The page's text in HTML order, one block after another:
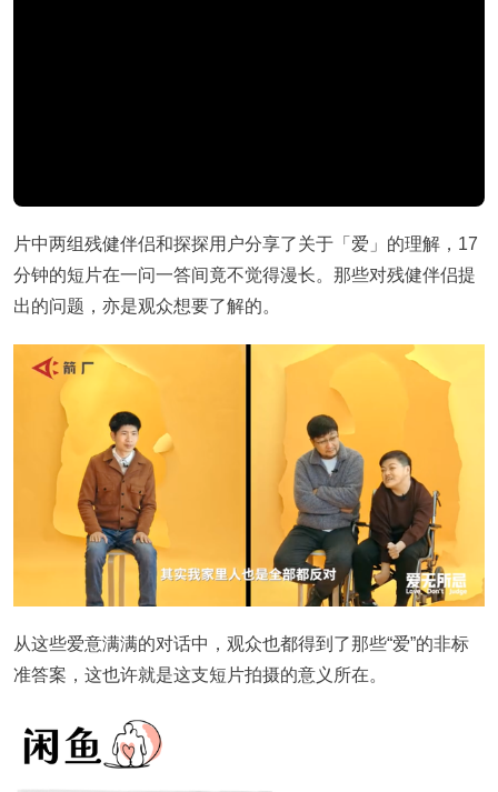
片中两组残健伴侣和探探用户分享了关于「爱」的理解，17
分钟的短片在一问一答间竟不觉得漫长。那些对残健伴侣提
出的问题，亦是观众想要了解的。
从这些爱意满满的对话中，观众也都得到了那些“爱”的非标
准答案，这也许就是这支短片拍摄的意义所在。